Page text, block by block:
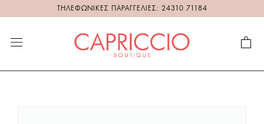
ΤΗΛΕΦΩΝΙΚΕΣ ΠΑΡΑΓΓΕΛΙΕΣ: 24310 71184